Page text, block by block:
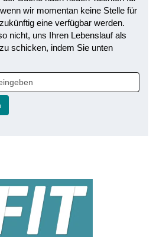
wir momentan keine Stelle für
eine verfügbar werden.
nicht, uns Ihren Lebenslauf als
schicken, indem Sie unten